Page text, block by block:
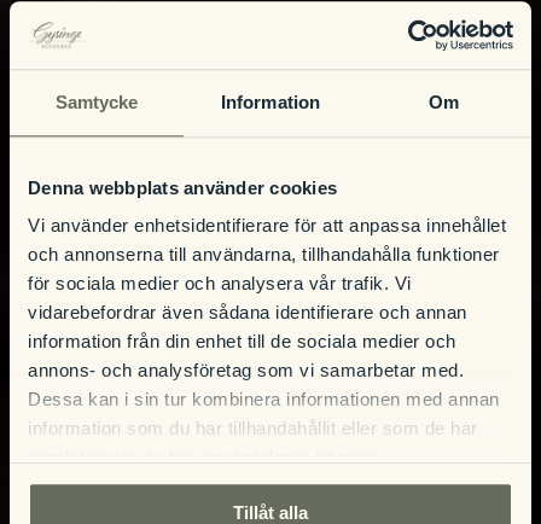
Samtycke Information Om
Denna webbplats använder cookies
Vi använder enhetsidentifierare för att anpassa innehållet
och annonserna till användarna, tillhandahålla funktioner
för sociala medier och analysera vår trafik. Vi
vidarebefordrar även sådana identifierare och annan
information från din enhet till de sociala medier och
annons- och analysföretag som vi samarbetar med.
Dessa kan i sin tur kombinera informationen med annan
information som du har tillhandahållit eller som de har
Tillåt alla